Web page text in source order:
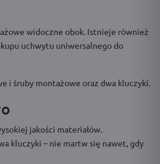
widoczne obok. Istnieje również
uchwytu uniwersalnego do
i śruby montażowe oraz dwa kluczyki.
jakości materiałów.
kluczyki – nie martw się nawet, gdy